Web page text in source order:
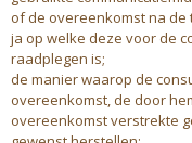
of de overeenkomst na de
ja op welke deze voor de
raadplegen is;
de manier waarop de
overeenkomst, de door
overeenkomst verstrekte